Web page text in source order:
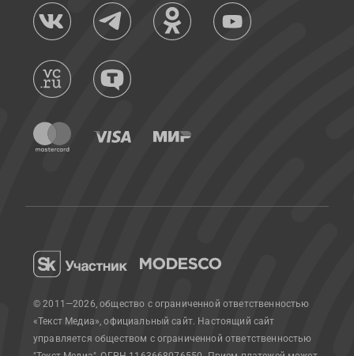
© 2011—2026, общество с ограниченной ответственностью
«Текст Медиа», официальный сайт. Настоящий сайт
управляется обществом с ограниченной ответственностью